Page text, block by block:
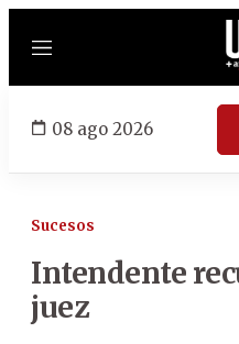
Menú
08 ago 2026
Sucesos
Intendente
juez